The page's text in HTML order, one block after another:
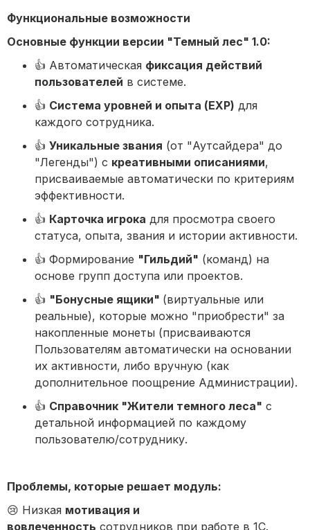
Функциональные возможности
Основные функции версии "Темный лес" 1.0:
👍 Автоматическая фиксация действий
пользователей в системе.
👍 Система уровней и опыта (EXP) для
каждого сотрудника.
👍 Уникальные звания (от "Аутсайдера" до
"Легенды") с креативными описаниями,
присваиваемые автоматически по критериям
эффективности.
👍 Карточка игрока для просмотра своего
статуса, опыта, звания и истории активности.
👍 Формирование "Гильдий" (команд) на
основе групп доступа или проектов.
👍 "Бонусные ящики" (виртуальные или
реальные), которые можно "приобрести" за
накопленные монеты (присваиваются
Пользователям автоматически на основании
их активности, либо вручную (как
дополнительное поощрение Администрации).
👍 Справочник "Жители темного леса" с
детальной информацией по каждому
пользователю/сотруднику.
Проблемы, которые решает модуль:
😢 Низкая мотивация и
вовлеченность сотрудников при работе в 1С.